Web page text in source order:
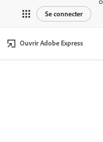
Se connecter
Ouvrir Adobe Express